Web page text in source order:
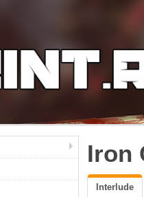
Iron
Interlude